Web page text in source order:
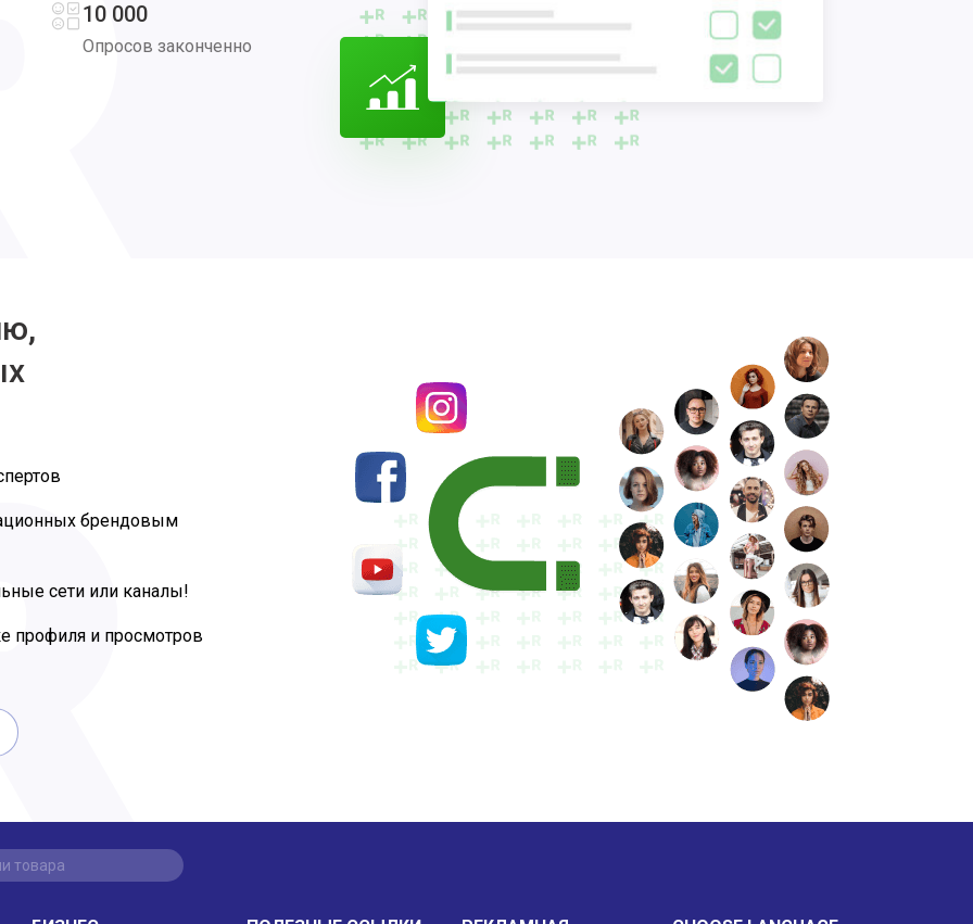
10 000
Опросов законченно
брендовым
сети или каналы!
профиля и просмотров